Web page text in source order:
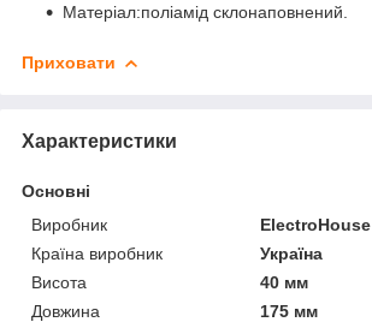
Матеріал:поліамід склонаповнений.
Приховати
Характеристики
Основні
Виробник
ElectroHouse
Країна виробник
Україна
Висота
40 мм
Довжина
175 мм